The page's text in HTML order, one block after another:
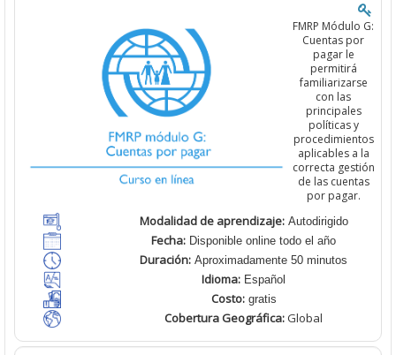
FMRP Módulo G:
Cuentas por
pagar le
permitirá
familiarizarse
con las
principales
políticas y
procedimientos
aplicables a la
correcta gestión
de las cuentas
por pagar.
Modalidad de aprendizaje:Autodirigido
Fecha: Disponible online todo el año
Duración: Aproximadamente 50 minutos
Idioma: Español
Costo:gratis
Cobertura Geográfica:Global